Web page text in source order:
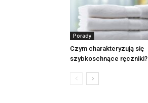
Porady
Czym charakteryzują się
szybkoschnące ręczniki?